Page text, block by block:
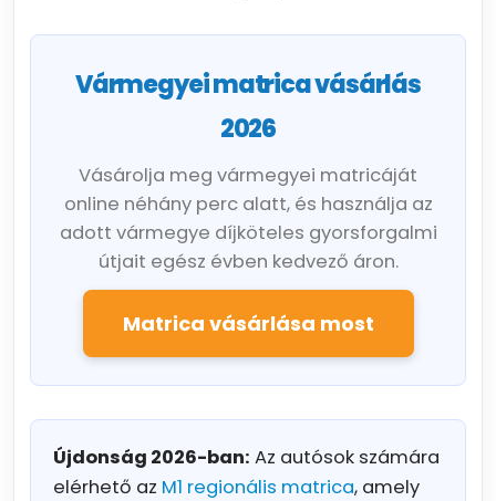
Vármegyei matrica vásárlás
2026
Vásárolja meg vármegyei matricáját
online néhány perc alatt, és használja az
adott vármegye díjköteles gyorsforgalmi
útjait egész évben kedvező áron.
Matrica vásárlása most
Újdonság 2026-ban: Az autósok számára
elérhető az M1 regionális matrica, amely